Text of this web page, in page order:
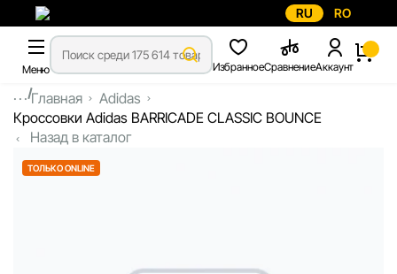
RU RO
Меню ИзбранноеСравнениеАккаунт
...Главная
Adidas
Кроссовки Adidas BARRICADE CLASSIC BOUNCE
Назад в каталог
ТОЛЬКО ONLINE